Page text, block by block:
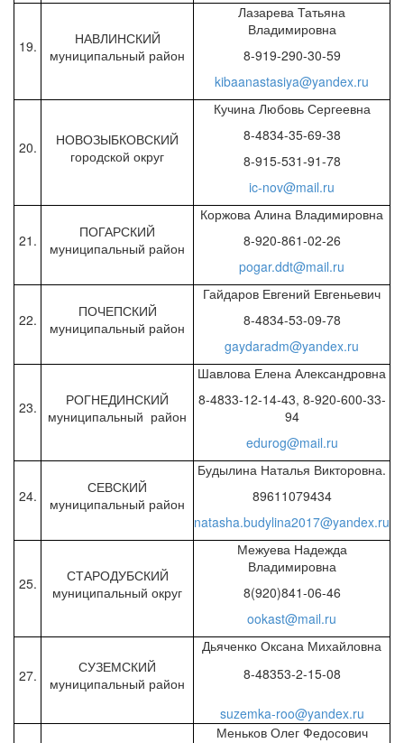
19.
НАВЛИНСКИЙ
муниципальный район
Лазарева Татьяна
Владимировна
8-919-290-30-59
kibaanastasiya@yandex.ru
20.
НОВОЗЫБКОВСКИЙ
городской округ
Кучина Любовь Сергеевна
8-4834-35-69-38
8-915-531-91-78
ic-nov@mail.ru
21.
ПОГАРСКИЙ
муниципальный район
Коржова Алина Владимировна
8-920-861-02-26
pogar.ddt@mail.ru
22.
ПОЧЕПСКИЙ
муниципальный район
Гайдаров Евгений Евгеньевич
8-4834-53-09-78
gaydaradm@yandex.ru
23.
РОГНЕДИНСКИЙ
муниципальный район
Шавлова Елена Александровна
8-4833-12-14-43, 8-920-600-33-
94
edurog@mail.ru
24.
СЕВСКИЙ
муниципальный район
Будылина Наталья Викторовна.
89611079434
natasha.budylina2017@yandex.ru
25.
СТАРОДУБСКИЙ
муниципальный округ
Межуева Надежда
Владимировна
8(920)841-06-46
ookast@mail.ru
27.
СУЗЕМСКИЙ
муниципальный район
Дьяченко Оксана Михайловна
8-48353-2-15-08
suzemka-roo@yandex.ru
Меньков Олег Федосович